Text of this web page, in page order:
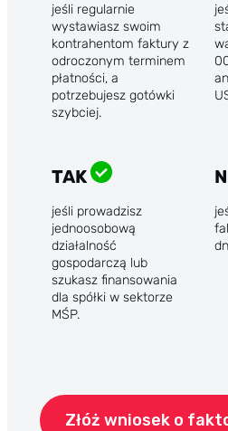
jeśli regularnie
wystawiasz swoim
kontrahentom faktury z
odroczonym terminem
płatności, a
potrzebujesz gotówki
szybciej.
TAK
jeśli prowadzisz
jednoosobową
działalność
gospodarczą lub
szukasz finansowania
dla spółki w sektorze
MŚP.
Złóż wniosek o